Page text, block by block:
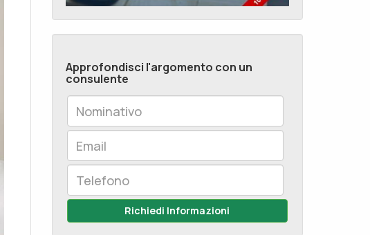
Approfondisci l'argomento con un
consulente
Richiedi Informazioni